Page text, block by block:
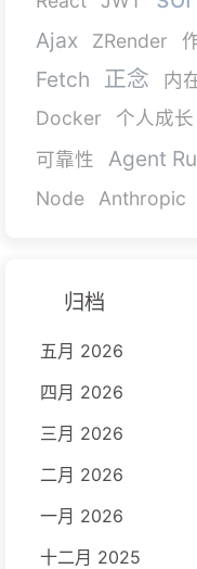
Ajax ZRender
Fetch 正念 内
Docker
个人成长
可靠性 Agent
Node Anthropic
归档
五月 2026
四月 2026
三月 2026
二月 2026
一月 2026
十二月 2025